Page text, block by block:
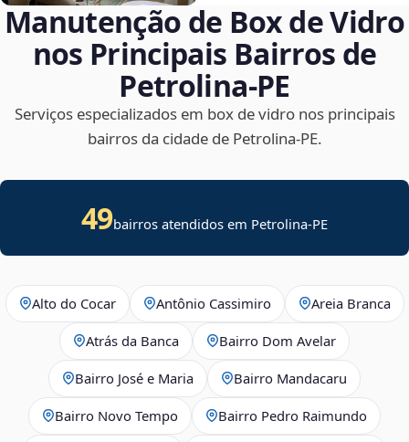
Manutenção de Box de Vidro
nos Principais Bairros de
Petrolina‑PE
Serviços especializados em box de vidro nos principais
bairros da cidade de Petrolina‑PE.
49bairros atendidos em Petrolina-PE
Alto do Cocar Antônio Cassimiro Areia Branca
Atrás da Banca Bairro Dom Avelar
Bairro José e Maria Bairro Mandacaru
Bairro Novo Tempo Bairro Pedro Raimundo